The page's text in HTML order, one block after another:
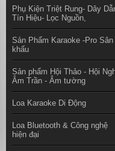
Phụ Kiện Triệt Rung- Dây
Tín Hiệu- Lọc Nguồn,
Sản Phẩm Karaoke -Pro Sân
khấu
Sản phẩm Hội Thảo - Hội
Âm Trần - Âm tường
Loa Karaoke Di Động
Loa Bluetooth & Công nghệ
hiện đại